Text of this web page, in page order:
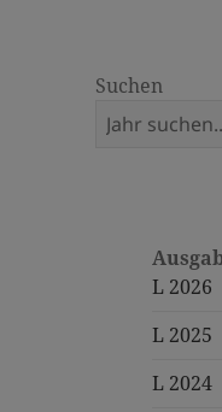
Suchen
L 2026
L 2025
L 2024